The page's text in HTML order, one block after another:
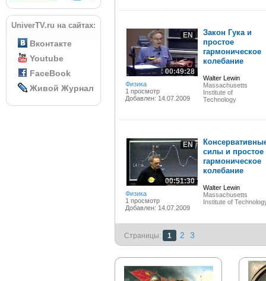
UniverTV.ru на сайтах:
Вконтакте
Youtube
FaceBook
Живой Журнал
EN
00:49:28
Физика
1 просмотр
Добавлен: 14.07.2009
Закон Гука и
простое
гармоническое
колебание
Walter Lewin
Massachusetts
Institute of
Technology
EN
00:51:30
Физика
1 просмотр
Добавлен: 14.07.2009
силы и простое
гармоническое
колебание
Walter Lewin
Massachusetts
Institute of
Страницы: 1 2 3